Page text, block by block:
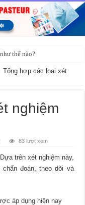
thế nào?
Tổng hợp các loại xét
nghiệm
83 lượt xem
trên xét nghiệm này,
đoán, theo dõi và
áp dụng hiện nay